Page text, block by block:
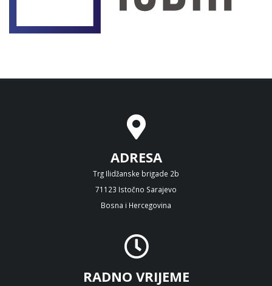
ADRESA
Trg Ilidžanske brigade 2b
71123 Istočno Sarajevo
Bosna i Hercegovina
RADNO VRIJEME